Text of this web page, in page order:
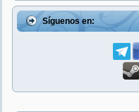
Síguenos en: